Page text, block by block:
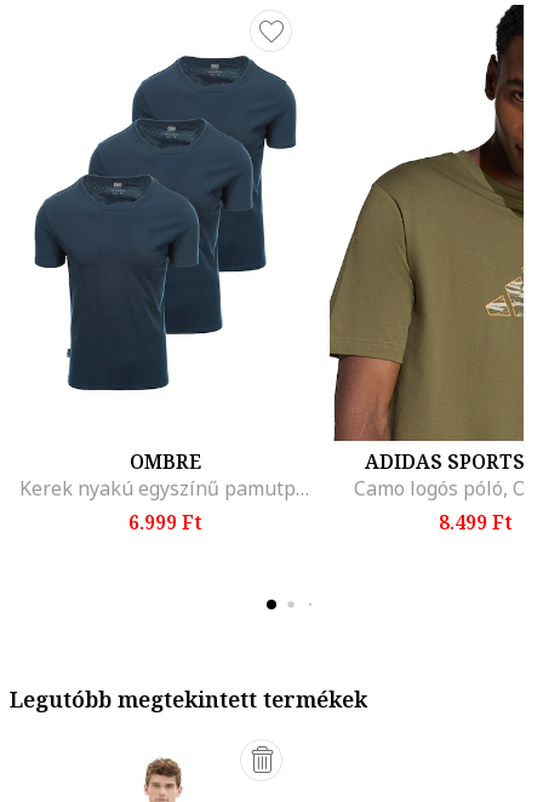
OMBRE
Kerek nyakú egyszínű pamutpóló szett - 3 db, Tengerészkék
6.999 Ft
ADIDAS
Camo logós póló,
8.499 Ft
Legutóbb megtekintett termékek